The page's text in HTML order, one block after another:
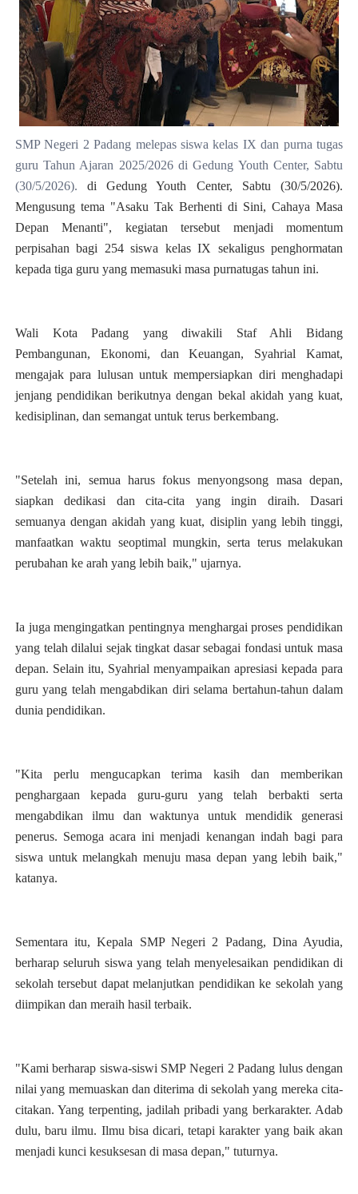
SMP Negeri 2 Padang melepas siswa kelas IX dan purna tugas
guru Tahun Ajaran 2025/2026 di Gedung Youth Center, Sabtu
(30/5/2026). di Gedung Youth Center, Sabtu (30/5/2026).
Mengusung tema "Asaku Tak Berhenti di Sini, Cahaya Masa
Depan Menanti", kegiatan tersebut menjadi momentum
perpisahan bagi 254 siswa kelas IX sekaligus penghormatan
kepada tiga guru yang memasuki masa purnatugas tahun ini.
Wali Kota Padang yang diwakili Staf Ahli Bidang
Pembangunan, Ekonomi, dan Keuangan, Syahrial Kamat,
mengajak para lulusan untuk mempersiapkan diri menghadapi
jenjang pendidikan berikutnya dengan bekal akidah yang kuat,
kedisiplinan, dan semangat untuk terus berkembang.
"Setelah ini, semua harus fokus menyongsong masa depan,
siapkan dedikasi dan cita-cita yang ingin diraih. Dasari
semuanya dengan akidah yang kuat, disiplin yang lebih tinggi,
manfaatkan waktu seoptimal mungkin, serta terus melakukan
perubahan ke arah yang lebih baik," ujarnya.
Ia juga mengingatkan pentingnya menghargai proses pendidikan
yang telah dilalui sejak tingkat dasar sebagai fondasi untuk masa
depan. Selain itu, Syahrial menyampaikan apresiasi kepada para
guru yang telah mengabdikan diri selama bertahun-tahun dalam
dunia pendidikan.
"Kita perlu mengucapkan terima kasih dan memberikan
penghargaan kepada guru-guru yang telah berbakti serta
mengabdikan ilmu dan waktunya untuk mendidik generasi
penerus. Semoga acara ini menjadi kenangan indah bagi para
siswa untuk melangkah menuju masa depan yang lebih baik,"
katanya.
Sementara itu, Kepala SMP Negeri 2 Padang, Dina Ayudia,
berharap seluruh siswa yang telah menyelesaikan pendidikan di
sekolah tersebut dapat melanjutkan pendidikan ke sekolah yang
diimpikan dan meraih hasil terbaik.
"Kami berharap siswa-siswi SMP Negeri 2 Padang lulus dengan
nilai yang memuaskan dan diterima di sekolah yang mereka cita-
citakan. Yang terpenting, jadilah pribadi yang berkarakter. Adab
dulu, baru ilmu. Ilmu bisa dicari, tetapi karakter yang baik akan
menjadi kunci kesuksesan di masa depan," tuturnya.